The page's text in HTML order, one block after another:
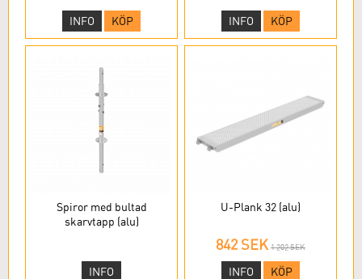
INFO KÖP INFO KÖP
Spiror med bultad
skarvtapp (alu)
INFO
U-Plank 32 (alu)
842 SEK 1 202 SEK
INFO KÖP